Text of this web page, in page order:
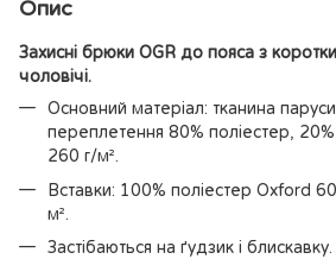
Опис
Захисні брюки OGR до пояса з
чоловічі.
Основний матеріал: тканина
переплетення 80% поліестер,
260 г/м².
Вставки: 100% поліестер Oxford
м².
Застібаються на ґудзик і блискавку.